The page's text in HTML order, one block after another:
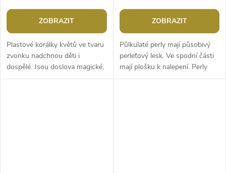
ZOBRAZIT
Plastové korálky květů ve tvaru
zvonku nadchnou děti i
dospělé. Jsou doslova magické,
protože mají vysoký perleťový
ZOBRAZIT
Půlkulaté perly mají působivý
perleťový lesk. Ve spodní části
mají plošku k nalepení. Perly
jsou vhodné na scrapbooking a